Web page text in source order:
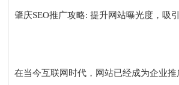
肇庆SEO推广攻略: 提升网站曝光度，吸
在当今互联网时代，网站已经成为企业